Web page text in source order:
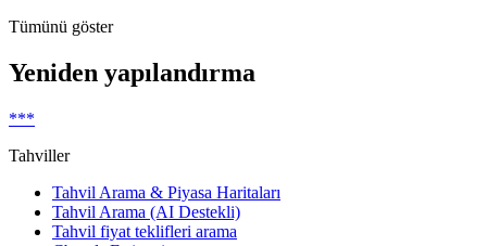
Tümünü göster
Yeniden yapılandırma
***
Tahviller
Tahvil Arama & Piyasa Haritaları
Tahvil Arama (AI Destekli)
Tahvil fiyat teklifleri arama